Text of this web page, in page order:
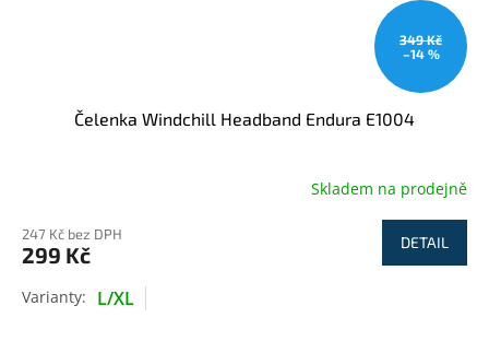
349 Kč
–14 %
Čelenka Windchill Headband Endura E1004
Skladem na prodejně
247 Kč bez DPH
299 Kč DETAIL
L/XL